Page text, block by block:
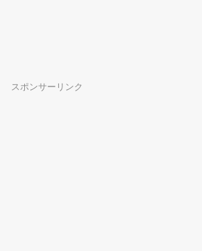
スポンサーリンク